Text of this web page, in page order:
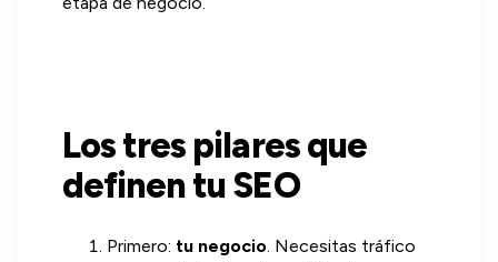
Los tres pilares que
definen tu SEO
Primero: tu negocio. Necesitas tráfico